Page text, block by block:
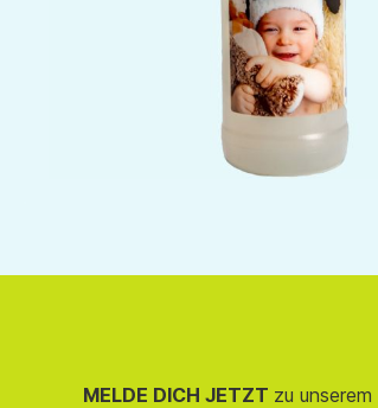
MELDE DICH JETZT zu unserem